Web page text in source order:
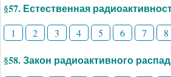
§57. Естественная
1 2 3 4 5 6 7 8
§58. Закон радиоактивного